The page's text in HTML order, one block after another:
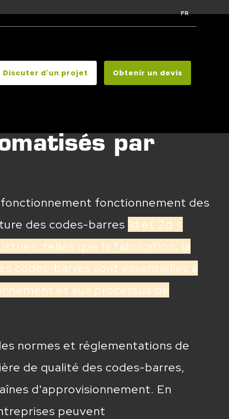
FR
Discuter d'un projet Obtenir un devis
par
fonctionnement des
des codes-barres 1d et 2d <
telles que la fabrication, la
codes-barres sont essentielles à
et aux processus de
normes et réglementations de
de qualité des codes-barres,
d'approvisionnement. En
peuvent